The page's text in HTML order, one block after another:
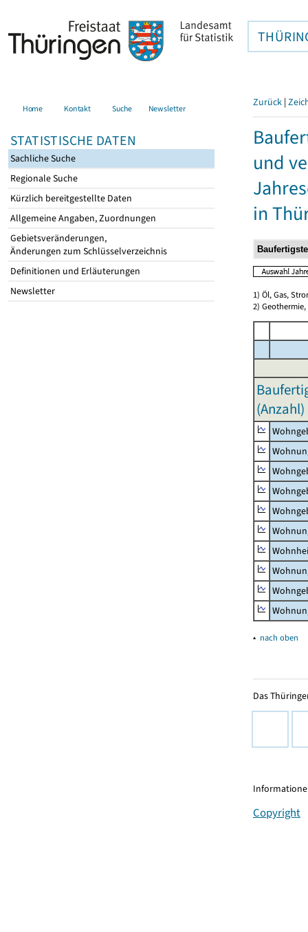
Home Kontakt Suche Newsletter
STATISTISCHE DATEN
Sachliche Suche
Regionale Suche
Kürzlich bereitgestellte Daten
Allgemeine Angaben, Zuordnungen
Gebietsveränderungen,
Änderungen zum Schlüsselverzeichnis
Definitionen und Erläuterungen
Newsletter
Zurück |
und
in
1) Öl, Gas,
2)
(Anzahl)
▴ nach oben
Das
Copyright